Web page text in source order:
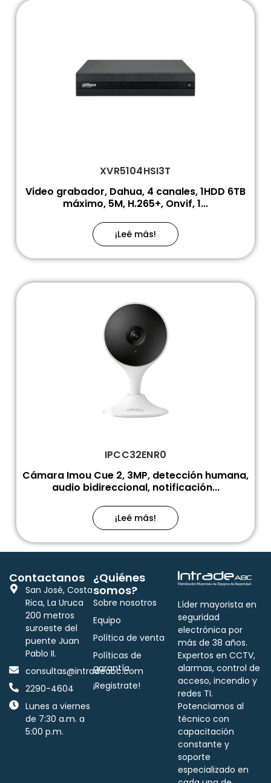
XVR5104HSI3T
Video grabador, Dahua, 4 canales, 1HDD 6TB
máximo, 5M, H.265+, Onvif, 1...
¡Leé más!
IPCC32ENR0
Cámara Imou Cue 2, 3MP, detección humana,
audio bidireccional, notificación...
¡Leé más!
Líder mayorista en
seguridad
electrónica por
más de 38 años.
Expertos en CCTV,
alarmas, control de
acceso, incendio y
redes TI.
Potenciamos al
técnico con
capacitación
constante y
soporte
especializado en
¿Quiénes
somos?
Sobre nosotros
Equipo
Política de venta
Políticas de
garantía
¡Registrate!
Contactanos
San José, Costa
Rica, La Uruca
200 metros
suroeste del
puente Juan
Pablo II.
consultas@intradeabc.com
2290-4604
Lunes a viernes
de 7:30 a.m. a
5:00 p.m.